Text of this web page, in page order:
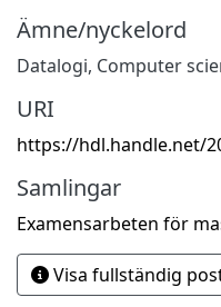
Ämne/nyckelord
Datalogi, Computer
URI
https://hdl.handle.net/
Samlingar
Examensarbeten för
Visa fullständig